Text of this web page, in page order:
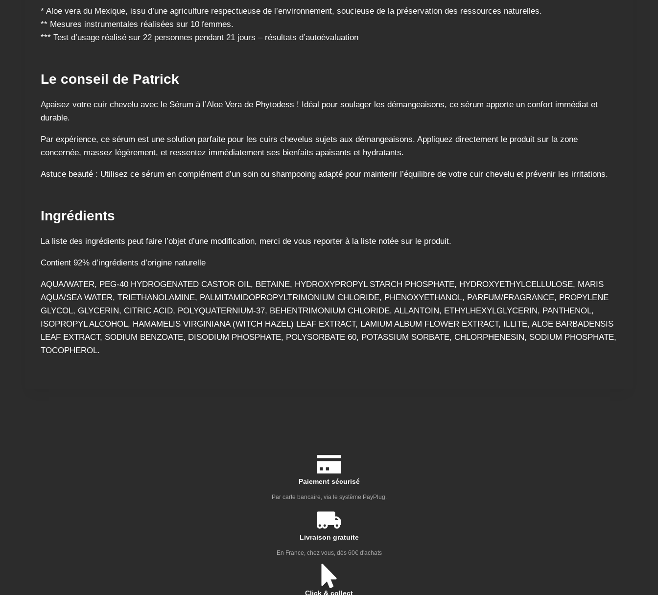
* Aloe vera du Mexique, issu d’une agriculture respectueuse de l’environnement, soucieuse de la préservation des ressources naturelles.
** Mesures instrumentales réalisées sur 10 femmes.
*** Test d’usage réalisé sur 22 personnes pendant 21 jours – résultats d’autoévaluation
Le conseil de Patrick
Apaisez votre cuir chevelu avec le Sérum à l’Aloe Vera de Phytodess ! Idéal pour soulager les démangeaisons, ce sérum apporte un confort immédiat et
durable.
Par expérience, ce sérum est une solution parfaite pour les cuirs chevelus sujets aux démangeaisons. Appliquez directement le produit sur la zone
concernée, massez légèrement, et ressentez immédiatement ses bienfaits apaisants et hydratants.
Astuce beauté : Utilisez ce sérum en complément d’un soin ou shampooing adapté pour maintenir l’équilibre de votre cuir chevelu et prévenir les irritations.
Ingrédients
La liste des ingrédients peut faire l’objet d’une modification, merci de vous reporter à la liste notée sur le produit.
Contient 92% d’ingrédients d’origine naturelle
AQUA/WATER, PEG-40 HYDROGENATED CASTOR OIL, BETAINE, HYDROXYPROPYL STARCH PHOSPHATE, HYDROXYETHYLCELLULOSE, MARIS
AQUA/SEA WATER, TRIETHANOLAMINE, PALMITAMIDOPROPYLTRIMONIUM CHLORIDE, PHENOXYETHANOL, PARFUM/FRAGRANCE, PROPYLENE
GLYCOL, GLYCERIN, CITRIC ACID, POLYQUATERNIUM-37, BEHENTRIMONIUM CHLORIDE, ALLANTOIN, ETHYLHEXYLGLYCERIN, PANTHENOL,
ISOPROPYL ALCOHOL, HAMAMELIS VIRGINIANA (WITCH HAZEL) LEAF EXTRACT, LAMIUM ALBUM FLOWER EXTRACT, ILLITE, ALOE BARBADENSIS
LEAF EXTRACT, SODIUM BENZOATE, DISODIUM PHOSPHATE, POLYSORBATE 60, POTASSIUM SORBATE, CHLORPHENESIN, SODIUM PHOSPHATE,
TOCOPHEROL.
Paiement sécurisé
Par carte bancaire, via le système PayPlug.
Livraison gratuite
En France, chez vous, dès 60€ d'achats
Click & collect